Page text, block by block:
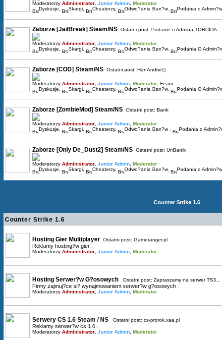
Moderatorzy Administrator Junior Admin Moderator
Dyskusje
Skargi Cheaterzy, Odwo?ania Ban?w, Podania o Admin?w
Zaborze [JailBreak] Steam/NS Ostatni post: Podanie o Admina TORCIDA...
Moderatorzy Administrator Junior Admin Moderator
Dyskusje
Skargi Cheaterzy, Odwo?ania Ban?w, Podania O
Zaborze [COD] Steam/NS Ostatni post: HanAndriel;)
Moderatorzy Administrator Junior Admin Moderator Feam
Dyskusje
Skargi Cheaterzy, Odwo?ania Ban?w, Podania O
Zaborze [ZombieMod] Steam/NS Ostatni post: Bank
Moderatorzy Administrator Junior Admin Moderator
Dyskusje
Skargi Cheaterzy, Odwo?ania Ban?w Podania o
Zaborze [Only De_Dust2] Steam/NS Ostatni post: UnBanik
Moderatorzy Administrator Junior Admin Moderator
Dyskusje
Skargi Cheaterzy, Odwo?ania Ban?w, Podania o Admin?w
Counter Strike 1.6
Counter Strike 1.6
Hosting Gier Multiplayer Ostatni post: Gameranger.pl
Reklamy hosting?w gier .
Moderatorzy Administrator Junior Admin Moderator
Hosting Serwer?w G?osowych Ostatni post: Zapraszamy na serwer TS3...
Firmy zajmuj?ce si? wynajmowaniem serwer?w g?osowych .
Moderatorzy Administrator Junior Admin Moderator
Serwery CS 1.6 Steam / NS Ostatni post: cs-prorok.xaa.pl
Reklamy serwer?w cs 1.6 .
Moderatorzy Administrator Junior Admin Moderator